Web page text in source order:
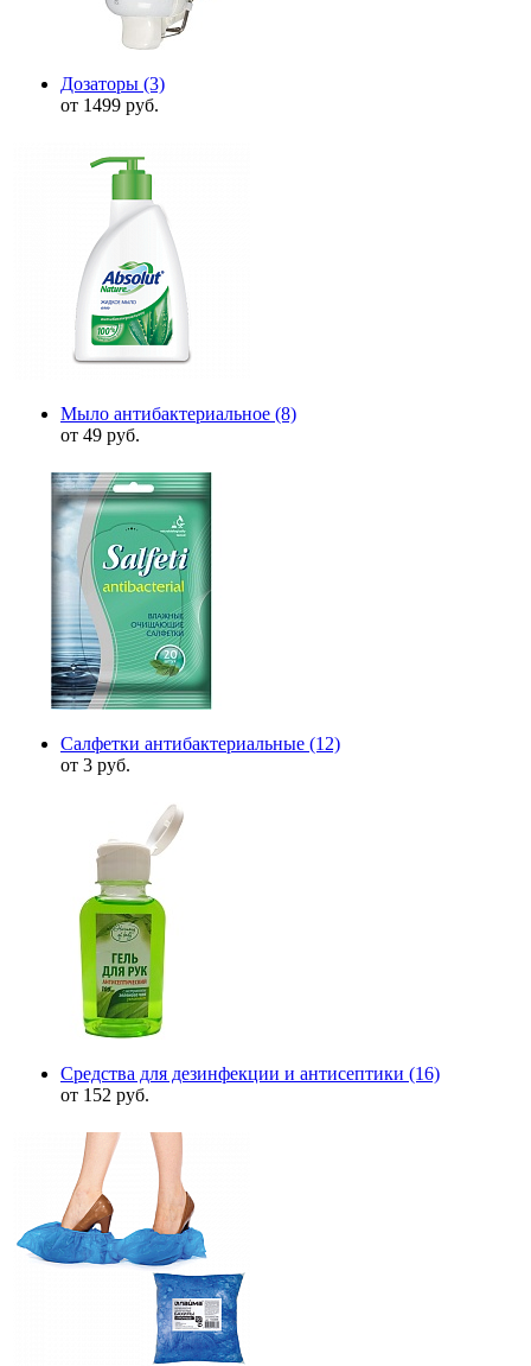
Дозаторы (3)
от 1499 руб.
Мыло антибактериальное (8)
от 49 руб.
Салфетки антибактериальные (12)
от 3 руб.
Средства для дезинфекции и антисептики (16)
от 152 руб.